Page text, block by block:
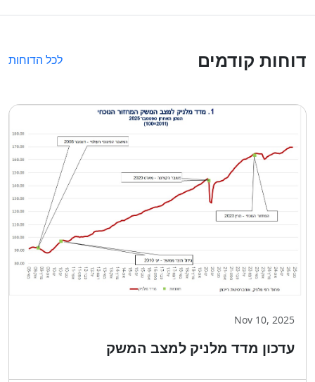
דוחות קודמים לכל הדוחות
Nov 10, 2025
עדכון מדד מלניק למצב המשק